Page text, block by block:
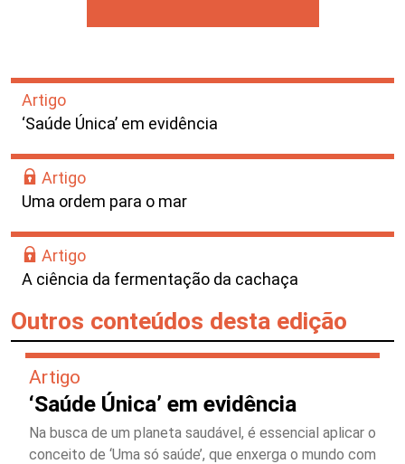
Artigo
‘Saúde Única’ em evidência
Artigo
Uma ordem para o mar
Artigo
A ciência da fermentação da cachaça
Outros conteúdos desta edição
Artigo
‘Saúde Única’ em evidência
Na busca de um planeta saudável, é essencial aplicar o
conceito de ‘Uma só saúde’, que enxerga o mundo com